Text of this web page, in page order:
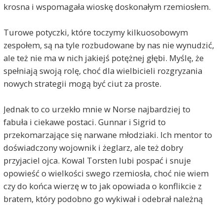
krosna i wspomagała wioskę doskonałym rzemiosłem.
Turowe potyczki, które toczymy kilkuosobowym
zespołem, są na tyle rozbudowane by nas nie wynudzić,
ale też nie ma w nich jakiejś potężnej głębi. Myślę, że
spełniają swoją rolę, choć dla wielbicieli rozgryzania
nowych strategii mogą być ciut za proste.
Jednak to co urzekło mnie w Norse najbardziej to
fabuła i ciekawe postaci. Gunnar i Sigrid to
przekomarzające się narwane młodziaki. Ich mentor to
doświadczony wojownik i żeglarz, ale też dobry
przyjaciel ojca. Kowal Torsten lubi pospać i snuje
opowieść o wielkości swego rzemiosła, choć nie wiem
czy do końca wierzę w to jak opowiada o konflikcie z
bratem, który podobno go wykiwał i odebrał należną